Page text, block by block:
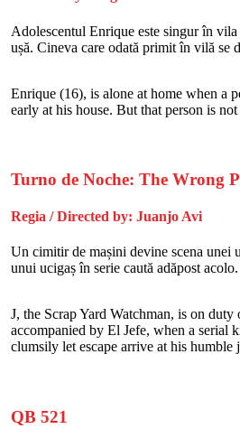
Adolescentul Enrique este singur în
ușă. Cineva care odată primit în vilă se
Enrique (16), is alone at home when a
early at his house. But that person is
Turno de Noche: The Wrong
Regia / Directed by: Juanjo Avi
Un cimitir de mașini devine scena unei
unui ucigaș în serie caută adăpost
J, the Scrap Yard Watchman, is on duty
accompanied by El Jefe, when a serial
clumsily let escape arrive at his humble
QB 521